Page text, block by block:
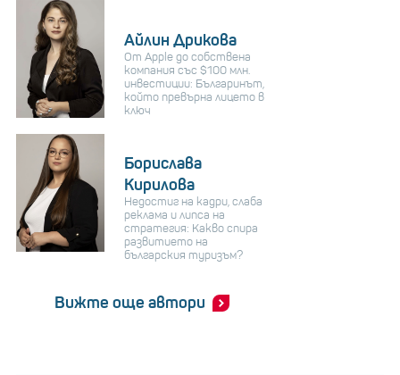
Айлин Дрикова
От Apple до собствена
компания със $100 млн.
инвестиции: Българинът,
който превърна лицето в
ключ
Борислава
Кирилова
Недостиг на кадри, слаба
реклама и липса на
стратегия: Какво спира
развитието на
българския туризъм?
Вижте още автори